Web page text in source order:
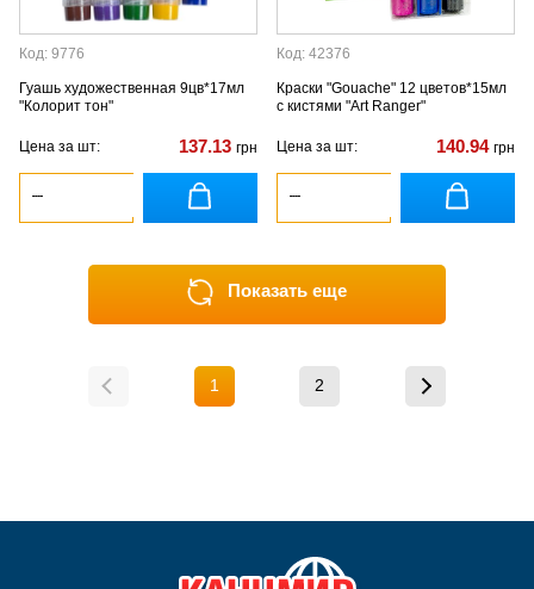
Код: 9776
Гуашь художественная 9цв*17мл
"Колорит тон"
Цена за шт: 137.13 грн
Код: 42376
Краски "Gouache" 12 цветов*15мл
с кистями "Art Ranger"
Цена за шт: 140.94 грн
Показать еще
1 2